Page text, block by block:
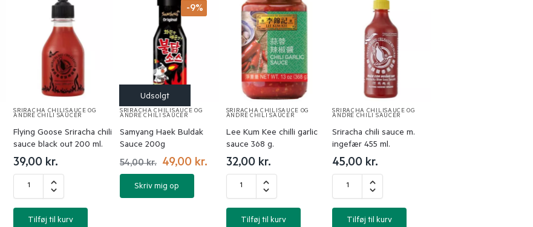
SRIRACHA CHILISAUCE OG
ANDRE CHILI SAUCER
Flying Goose Sriracha chili
sauce black out 200 ml.
39,00 kr.
Tilføj til kurv
-9%
SRIRACHA CHILISAUCE OG
ANDRE CHILI SAUCER
Samyang Haek Buldak
Sauce 200g
54,00kr. 49,00 kr.
Skriv mig op
SRIRACHA CHILISAUCE OG
ANDRE CHILI SAUCER
Lee Kum Kee chilli garlic
sauce 368 g.
32,00 kr.
Tilføj til kurv
SRIRACHA CHILISAUCE OG
ANDRE CHILI SAUCER
Sriracha chili sauce m.
ingefær 455 ml.
45,00 kr.
Tilføj til kurv